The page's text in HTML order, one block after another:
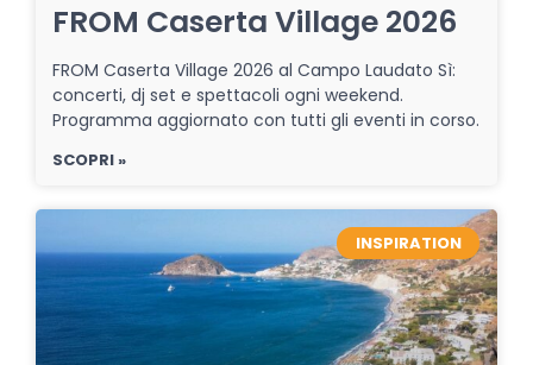
FROM Caserta Village 2026
FROM Caserta Village 2026 al Campo Laudato Sì:
concerti, dj set e spettacoli ogni weekend.
Programma aggiornato con tutti gli eventi in corso.
SCOPRI »
INSPIRATION